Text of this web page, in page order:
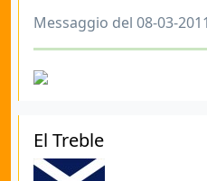
Messaggio del 08-03-
El Treble